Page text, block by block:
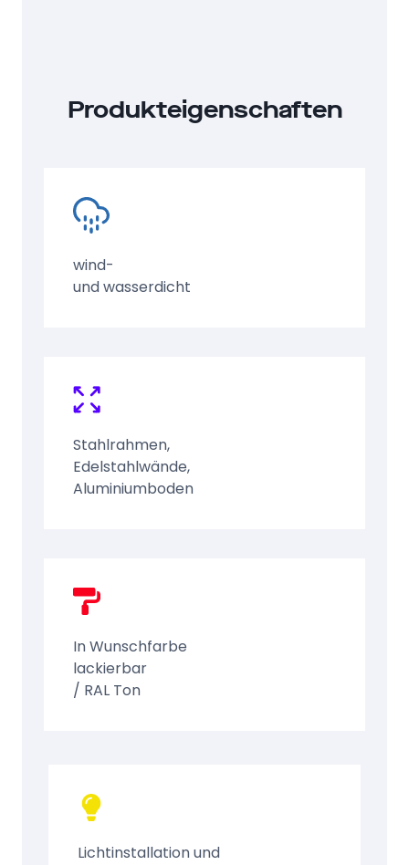
Produkteigenschaften
wind-
und wasserdicht
Stahlrahmen,
Edelstahlwände,
Aluminiumboden
In Wunschfarbe
lackierbar
/ RAL Ton
Lichtinstallation und